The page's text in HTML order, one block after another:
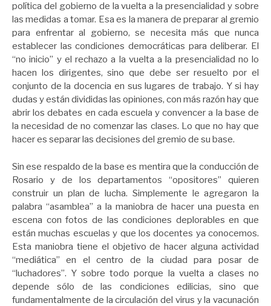
política del gobierno de la vuelta a la presencialidad y sobre
las medidas a tomar. Esa es la manera de preparar al gremio
para enfrentar al gobierno, se necesita más que nunca
establecer las condiciones democráticas para deliberar. El
“no inicio” y el rechazo a la vuelta a la presencialidad no lo
hacen los dirigentes, sino que debe ser resuelto por el
conjunto de la docencia en sus lugares de trabajo. Y si hay
dudas y están divididas las opiniones, con más razón hay que
abrir los debates en cada escuela y convencer a la base de
la necesidad de no comenzar las clases. Lo que no hay que
hacer es separar las decisiones del gremio de su base.
Sin ese respaldo de la base es mentira que la conducción de
Rosario y de los departamentos “opositores” quieren
construir un plan de lucha. Simplemente le agregaron la
palabra “asamblea” a la maniobra de hacer una puesta en
escena con fotos de las condiciones deplorables en que
están muchas escuelas y que los docentes ya conocemos.
Esta maniobra tiene el objetivo de hacer alguna actividad
“mediática” en el centro de la ciudad para posar de
“luchadores”. Y sobre todo porque la vuelta a clases no
depende sólo de las condiciones edilicias, sino que
fundamentalmente de la circulación del virus y la vacunación